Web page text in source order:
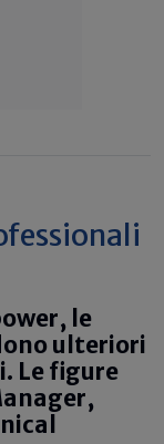
le
ulteriori
Le figure